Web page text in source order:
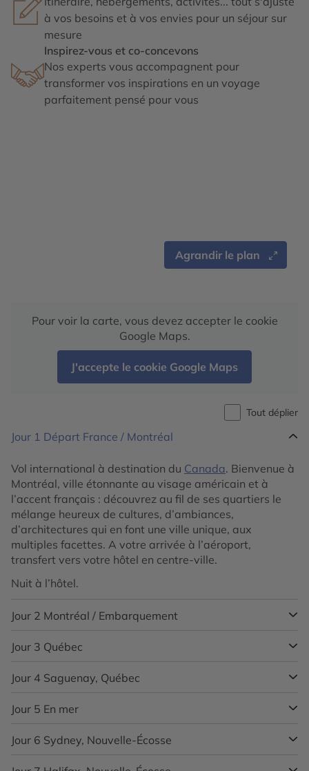
à vos besoins et à vos envies pour un séjour sur
mesure
Inspirez-vous et co-concevons
Nos experts vous accompagnent pour
transformer vos inspirations en un voyage
parfaitement pensé pour vous
Agrandir le plan
Pour voir la carte, vous devez accepter le cookie
Google Maps.
J'accepte le cookie Google Maps
Tout déplier
Jour 1 Départ France / Montréal
Vol international à destination du Canada. Bienvenue à
Montréal, ville étonnante au visage américain et à
l’accent français : découvrez au fil de ses quartiers le
mélange heureux de cultures, d’ambiances,
d’architectures qui en font une ville unique, aux
multiples facettes. A votre arrivée à l’aéroport,
transfert vers votre hôtel en centre-ville.
Nuit à l’hôtel.
Jour 2 Montréal / Embarquement
Après le petit-déjeuner, découvrez le charme du
Vieux-
Montréalà bord d’une calèche, au cœur du plus vaste
ensemble de bâtiments historiques de toute l’Amérique
du Nord. Flânez dans les allées commerçantes de la
ville souterraine, qui s’étend sur 30 kilomètres de
galeries animées et baignées de lumières au néon.
Admirez les chefs-d’œuvre du Musée des Beaux-Arts
ou laissez-vous émerveiller par une partie du Jardin
Jour 3 Québec
Québec, grande ville historique, ne manque pas de
charme. Seule métropole fortifiée d’Amérique du Nord,
elle offre un aperçu de la culture française authentique
et profondément ancrée.
Promenez-vous dans les rues pavées et tranquilles de
la Basse-Ville, avec son architecture remarquable des
Jour 4 Saguenay, Québec
Située au cœur de paysages spectaculaires, la ville de
Saguenayse dresse à l’entrée de l’un des plus grands
fjords navigables au monde. Entourée de falaises
abruptes et de forêts denses, elle offre un cadre naturel
Jour 5 En mer
Jour 6 Sydney, Nouvelle-Écosse